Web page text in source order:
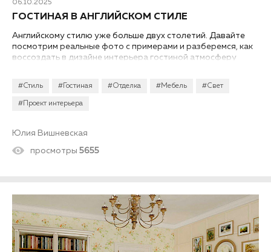
06.10.2025
#Стиль #Гостиная #Отделка #Мебель #Свет
#Проект интерьера
ГОСТИНАЯ В АНГЛИЙСКОМ СТИЛЕ
Английскому стилю уже больше двух столетий. Давайте
посмотрим реальные фото с примерами и разберемся, как
воссоздать в дизайне интерьера гостиной атмосферу
Юлия Вишневская
просмотры 5655